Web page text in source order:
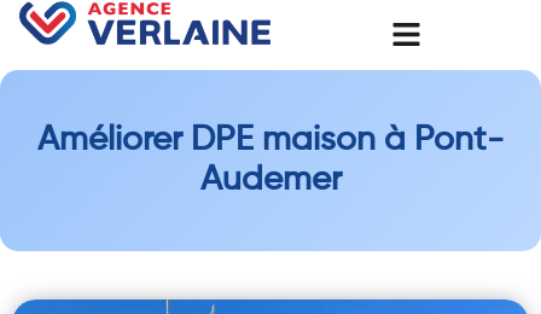
Améliorer DPE maison à Pont-
Audemer